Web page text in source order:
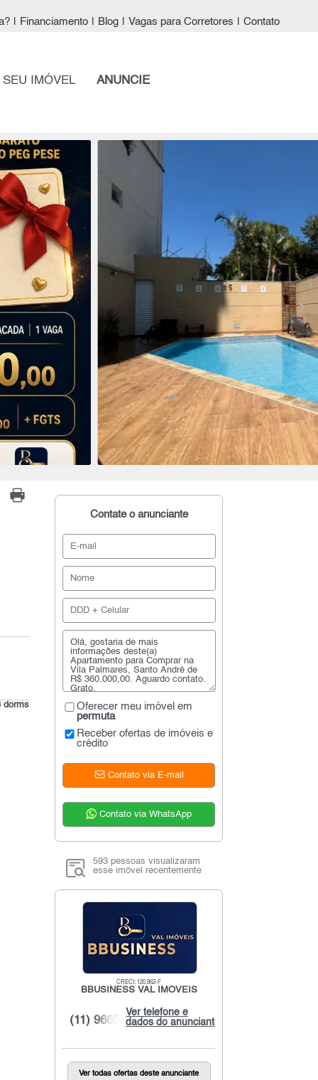
Financiamento Blog Vagas para Corretores Contato
IMÓVEL ANUNCIE
dorms
Contate o anunciante
Oferecer meu imóvel em
permuta
Receber ofertas de imóveis e
crédito
Contato via E-mail
Contato via WhatsApp
593 pessoas visualizaram
esse imóvel recentemente
CRECI: 120.862-F
BBUSINESS VAL IMÓVEIS
Ver telefone e
dados do anunciante
(11) 9665...
Ver todas ofertas deste anunciante